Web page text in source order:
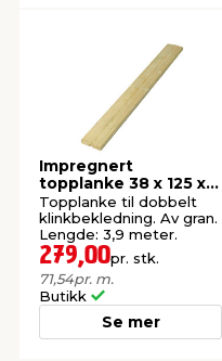
Impregnert
topplanke 38 x 125 x
3900 mm
Topplanke til dobbelt
klinkbekledning. Av gran.
Lengde: 3,9 meter.
279,00pr. stk.
71,54pr. m.
Butikk
Se mer